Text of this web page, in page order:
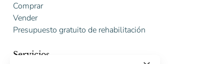
Comprar
Vender
Presupuesto gratuito de rehabilitación
Servicios